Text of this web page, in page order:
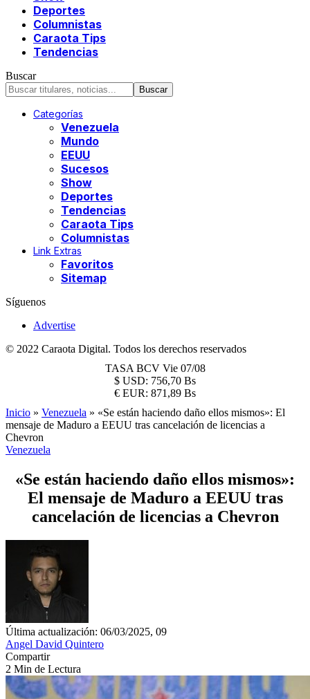
Deportes
Columnistas
Caraota Tips
Tendencias
Buscar
Categorías
Venezuela
Mundo
EEUU
Sucesos
Show
Deportes
Tendencias
Caraota Tips
Columnistas
Link Extras
Favoritos
Sitemap
Síguenos
Advertise
© 2022 Caraota Digital. Todos los derechos reservados
TASA BCV Vie 07/08
$ USD: 756,70 Bs
€ EUR: 871,89 Bs
Inicio » Venezuela » «Se están haciendo daño ellos mismos»: El
mensaje de Maduro a EEUU tras cancelación de licencias a
Chevron
Venezuela
«Se están haciendo daño ellos mismos»:
El mensaje de Maduro a EEUU tras
cancelación de licencias a Chevron
Última actualización: 06/03/2025, 09
Angel David Quintero
Compartir
2 Min de Lectura